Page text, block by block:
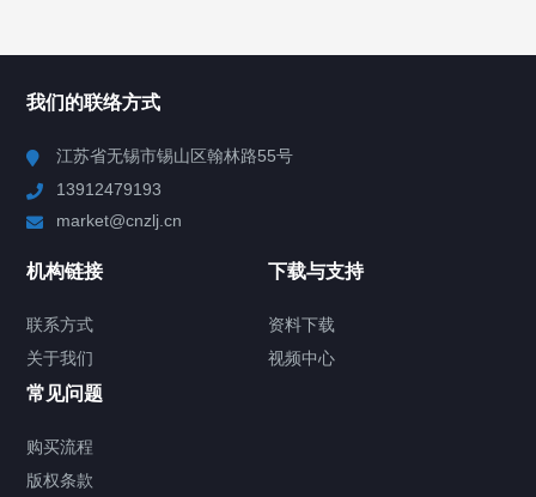
Chiller高精度制冷循环器
TCU温度控制单元
Chiller气体控温系统
我们的联络方式
江苏省无锡市锡山区翰林路55号
13912479193
market@cnzlj.cn
机构链接
联系方式
关于我们
下载与支持
资料下载
视频中心
常见问题
购买流程
版权条款